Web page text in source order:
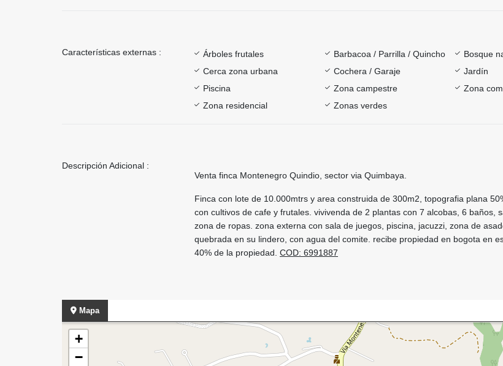
Características externas : Árboles frutales Barbacoa / Parrilla / Quincho
Bosque
Cerca zona urbana
Cochera / Garaje
Jardín
Piscina
Zona campestre
Zona
Zona residencial
Zonas verdes
Descripción Adicional :
Venta finca Montenegro Quindio, sector via Quimbaya.
Finca con lote de 10.000mtrs y area construida de 300m2, topografia plana
con cultivos de cafe y frutales. vivivenda de 2 plantas con 7 alcobas, 6 baños,
zona de ropas. zona externa con sala de juegos, piscina, jacuzzi, zona de
quebrada en su lindero, con agua del comite. recibe propiedad en bogota en
40% de la propiedad. COD: 6991887
Mapa
+
−